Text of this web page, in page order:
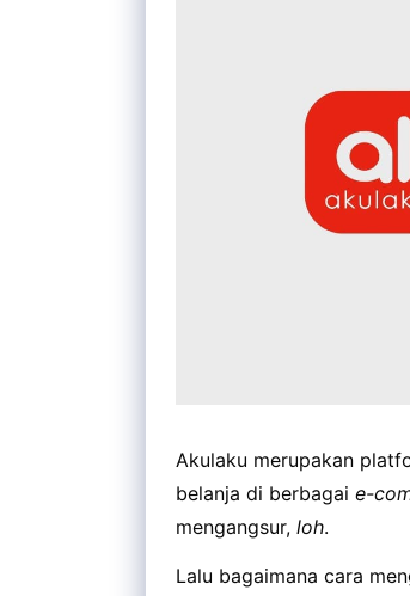
Akulaku merupakan
belanja di berbagai e-
mengangsur, loh.
Lalu bagaimana cara